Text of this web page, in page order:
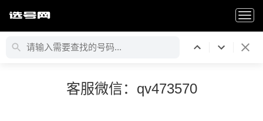
客服微信：qv473570